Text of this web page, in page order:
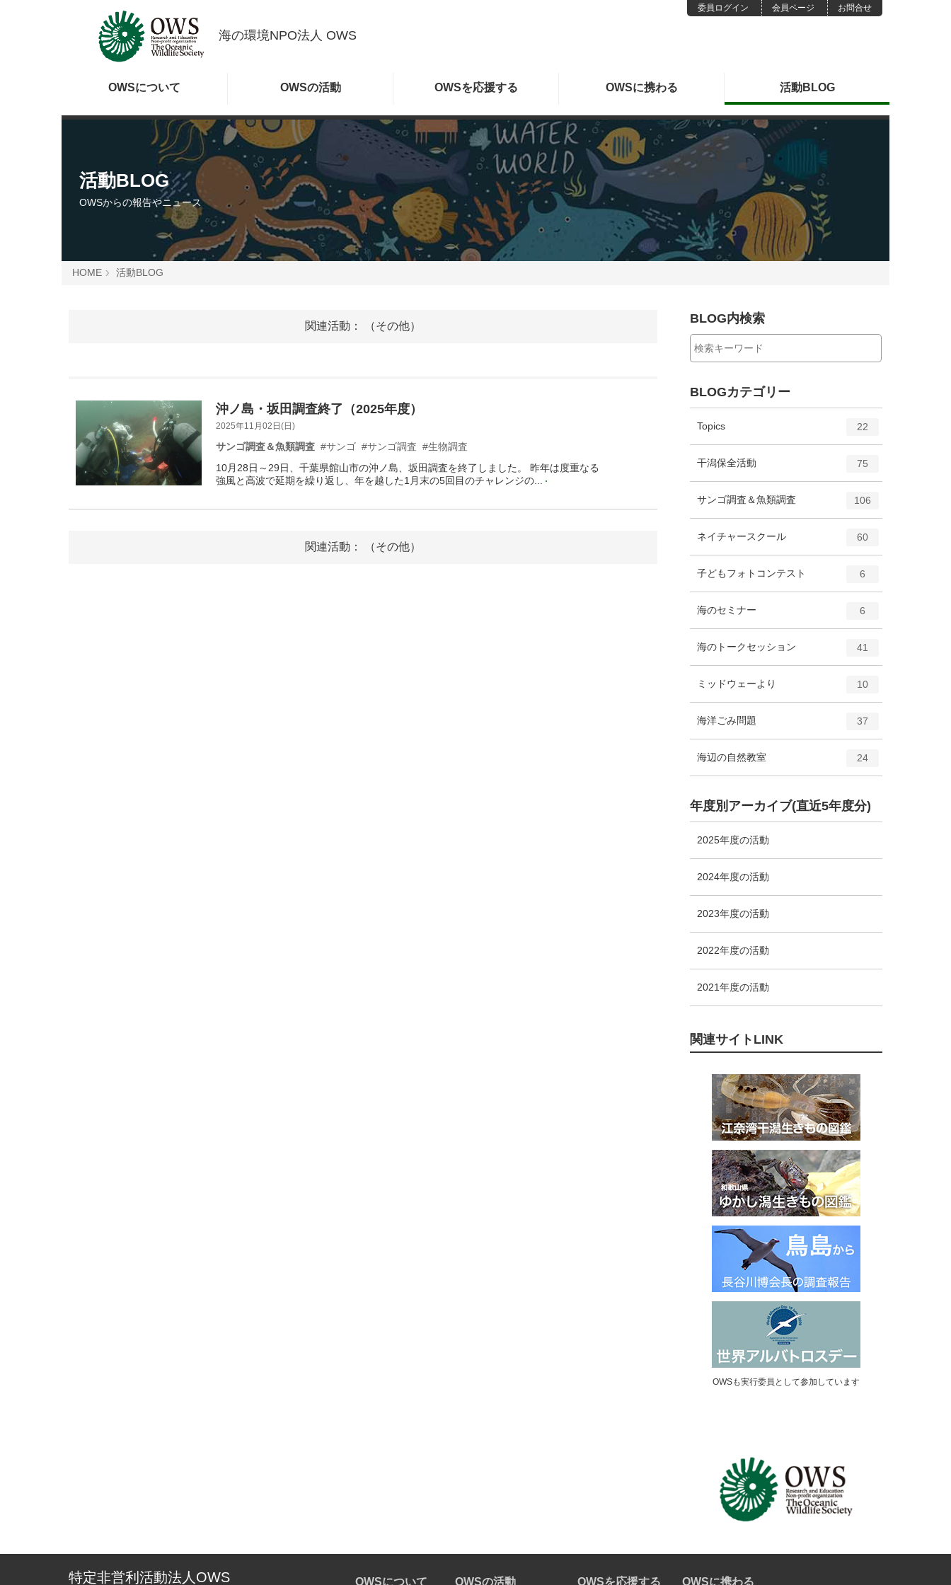
委員ログイン 会員ページ お問合せ
海の環境NPO法人 OWS
OWSについて OWSの活動 OWSを応援する OWSに携わる 活動BLOG
活動BLOG
OWSからの報告やニュース
HOME 活動BLOG
関連活動： （その他）
沖ノ島・坂田調査終了（2025年度）
2025年11月02日(日)
サンゴ調査＆魚類調査 #サンゴ #サンゴ調査 #生物調査
10月28日～29日、千葉県館山市の沖ノ島、坂田調査を終了しました。 昨年は度重なる
強風と高波で延期を繰り返し、年を越した1月末の5回目のチャレンジの...
関連活動： （その他）
BLOG内検索
BLOGカテゴリー
Topicsエ
リ
ー
数
22
件
干潟保全活動エ
リ
ー
数
75
件
サンゴ調査＆魚類調査エ
ー
数
106
件
ネイチャースクールエ
リ
ー
60
件
子どもフォトコンテスト
ー
6
海のセミナーエ
リ
ー
数
6
件
海のトークセッションエ
ー
41
件
ミッドウェーより
ー
10
海洋ごみ問題エ
リ
ー
37
件
海辺の自然教室エ
リ
ー
24
件
年度別アーカイブ(直近5年度分)
2025年度の活動
2024年度の活動
2023年度の活動
2022年度の活動
2021年度の活動
関連サイトLINK
OWSも実行委員として参加しています
特定非営利活動法人OWS OWSについて OWSの活動 OWSを応援する OWSに携わる